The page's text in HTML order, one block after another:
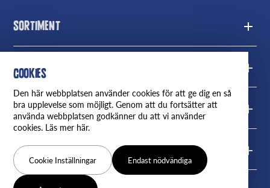
Cookies
Den här webbplatsen använder cookies för att ge dig en så
bra upplevelse som möjligt. Genom att du fortsätter att
använda webbplatsen godkänner du att vi använder
cookies. Läs mer här.
Cookie Inställningar Endast nödvändiga
Sortiment
Mjukost
Recept
Frågor
Kontakta oss
Våra återförsäljare
Fjällbrynt
Om oss
Nyheter
Följ oss